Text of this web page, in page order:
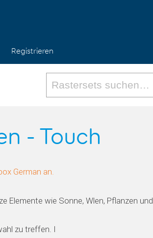
Registrieren
- Touch
German an.
Elemente wie Sonne, Wlen, Pflanzen und
zu treffen. I